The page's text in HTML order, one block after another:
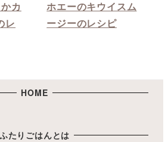
カ
レ
ホエーのキウイスム
ージーのレシピ
HOME
ふたりごはんとは